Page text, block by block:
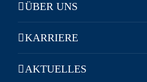
ÜBER UNS
KARRIERE
AKTUELLES